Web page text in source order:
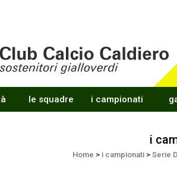
le squadre i campionati
i
Home > i campionati> Serie